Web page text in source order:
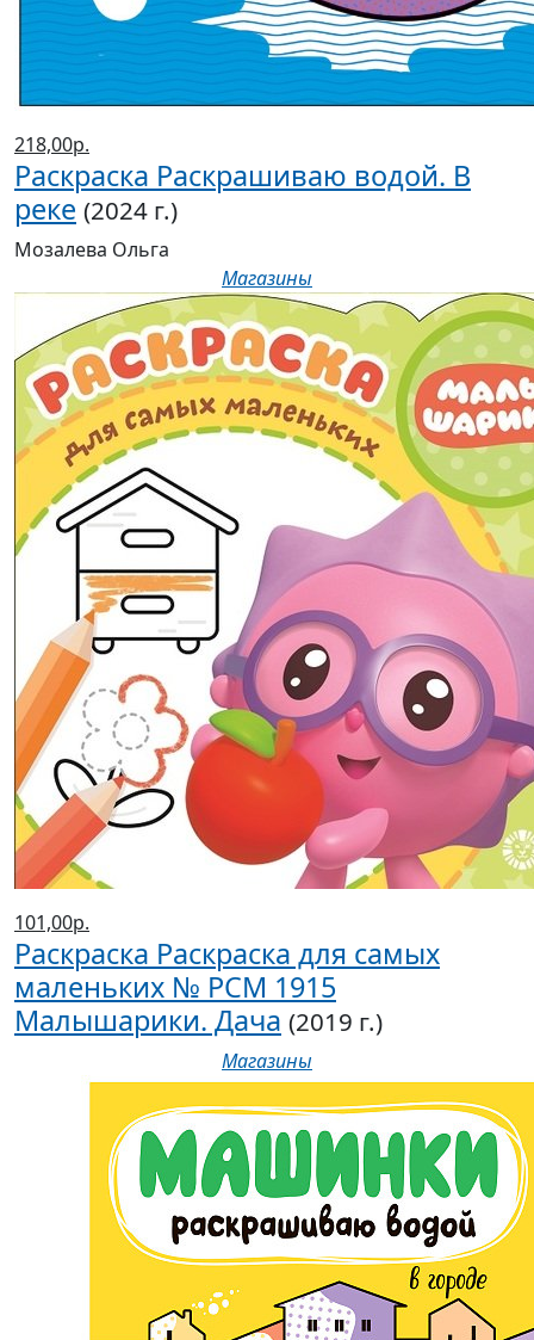
218,00р.
Раскраска Раскрашиваю водой. В
реке (2024 г.)
Мозалева Ольга
Магазины
101,00р.
Раскраска Раскраска для самых
маленьких № РСМ 1915
Малышарики. Дача (2019 г.)
Магазины